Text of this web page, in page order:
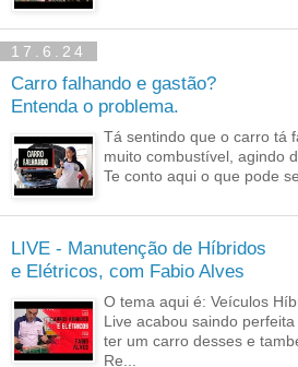
17.6.24
Carro falhando e gastão?
Entenda o problema.
Tá sentindo que o carro tá
muito combustível, agindo
Te conto aqui o que pode
LIVE - Manutenção de Híbridos
e Elétricos, com Fabio Alves
O tema aqui é: Veículos
Live acabou saindo
ter um carro desses e
Re...